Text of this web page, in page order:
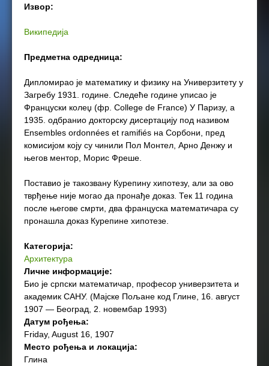
Извор:
Википедија
Предметна одредница:
Дипломирао је математику и физику на Универзитету у
Загребу 1931. године. Следеће године уписао је
Француски колеџ (фр. College de France) У Паризу, а
1935. одбранио докторску дисертацију под називом
Ensembles ordonnées et ramifiés на Сорбони, пред
комисијом коју су чинили Пол Монтел, Арно Денжу и
његов ментор, Морис Фреше.
Поставио је такозвану Курепину хипотезу, али за ово
тврђење није могао да пронађе доказ. Тек 11 година
после његове смрти, два француска математичара су
пронашла доказ Курепине хипотезе.
Категорија:
Архитектура
Личне информације:
Био је српски математичар, професор универзитета и
академик САНУ. (Мајске Пољане код Глине, 16. август
1907 — Београд, 2. новембар 1993)
Датум рођења:
Friday, August 16, 1907
Место рођења и локација:
Глинa